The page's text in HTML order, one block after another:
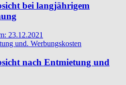
bei langjährigem
23.12.2021
und. Werbungskosten
nach Entmietung und